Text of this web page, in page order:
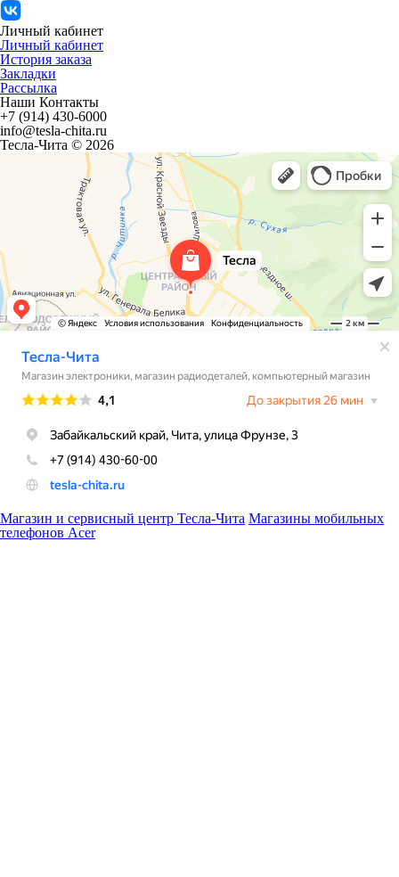
Личный кабинет
Личный кабинет
История заказа
Закладки
Рассылка
Наши Контакты
+7 (914) 430-6000
info@tesla-chita.ru
Тесла-Чита © 2026
Магазин и сервисный центр Тесла-Чита Магазины мобильных
телефонов Acer